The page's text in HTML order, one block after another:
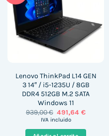
Lenovo ThinkPad L14 GEN
3 14″ / i5-1235U / 8GB
DDR4 512GB M.2 SATA
Windows 11
939,00€ El
precio
era:
491,64€El
es:
IVA incluido